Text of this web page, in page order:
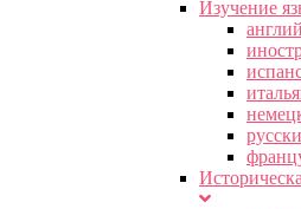
Изучение